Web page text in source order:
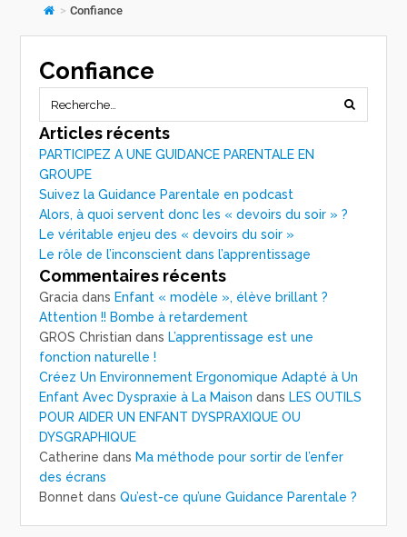
> Confiance
Confiance
Articles récents
PARTICIPEZ A UNE GUIDANCE PARENTALE EN
GROUPE
Suivez la Guidance Parentale en podcast
Alors, à quoi servent donc les « devoirs du soir » ?
Le véritable enjeu des « devoirs du soir »
Le rôle de l’inconscient dans l’apprentissage
Commentaires récents
Gracia dans Enfant « modèle », élève brillant ?
Attention !! Bombe à retardement
GROS Christian dans L’apprentissage est une
fonction naturelle !
Créez Un Environnement Ergonomique Adapté à Un
Enfant Avec Dyspraxie à La Maison dans LES OUTILS
POUR AIDER UN ENFANT DYSPRAXIQUE OU
DYSGRAPHIQUE
Catherine dans Ma méthode pour sortir de l’enfer
des écrans
Bonnet dansQu’est-ce qu’une Guidance Parentale ?